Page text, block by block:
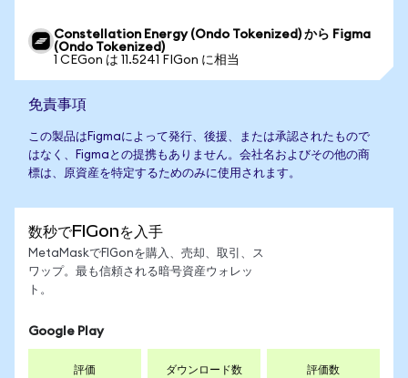
Constellation Energy (Ondo Tokenized) から Figma
(Ondo Tokenized)
1 CEGon は 11.5241 FIGon に相当
免責事項
この製品はFigmaによって発行、後援、または承認されたもので
はなく、Figmaとの提携もありません。会社名およびその他の商
標は、原資産を特定するためのみに使用されます。
数秒でFIGonを入手
MetaMaskでFIGonを購入、売却、取引、ス
ワップ。最も信頼される暗号資産ウォレッ
ト。
Google Play
評価 ダウンロード数 評価数